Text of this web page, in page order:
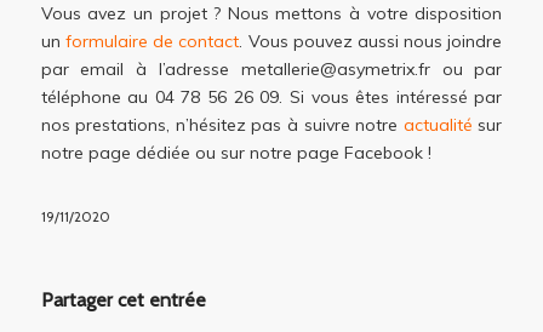
Vous avez un projet ? Nous mettons à votre disposition
un formulaire de contact. Vous pouvez aussi nous joindre
par email à l’adresse metallerie@asymetrix.fr ou par
téléphone au 04 78 56 26 09. Si vous êtes intéressé par
nos prestations, n’hésitez pas à suivre notre actualité sur
notre page dédiée ou sur notre page Facebook !
19/11/2020
Partager cet entrée